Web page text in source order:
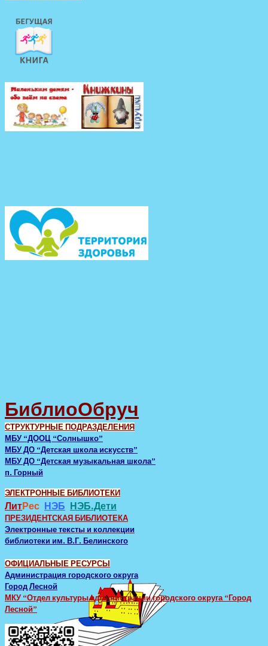
БиблиоОбруч
СТРУКТУРНЫЕ ПОДРАЗДЕЛЕНИЯ
МБУ “ДООЦ “Солнышко”
МБУ ДО “Детская школа искусств”
МБУ ДО “Детская музыкальная школа”
п. Горный
ЭЛЕКТРОННЫЕ БИБЛИОТЕКИ
ЛитРес НЭБ НЭБ.Дети
ПРЕЗИДЕНТСКАЯ БИБЛИОТЕКА
Электронные тексты и коллекции
библиотеки им. В.Г. Белинского
ОФИЦИАЛЬНЫЕ РЕСУРСЫ
Администрация городского округа
Город Лесной
МКУ “Отдел культуры администрации городского округа “Город
Лесной”